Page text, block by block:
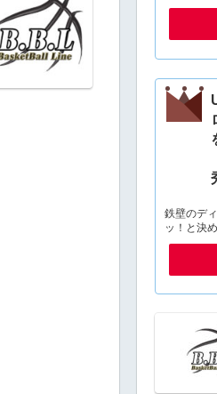
鉄壁のデ
ッ！と決